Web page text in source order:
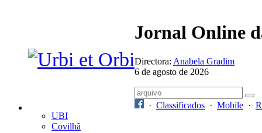
Jornal Online
Directora: Anabela Gradim
6 de agosto de 2026
· Classificados · Mobile ·
UBI
Covilhã